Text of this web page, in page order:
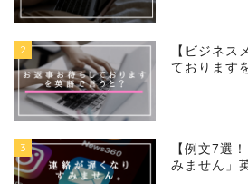
2
【ビジネス
ております
3
【例文7選
みません」